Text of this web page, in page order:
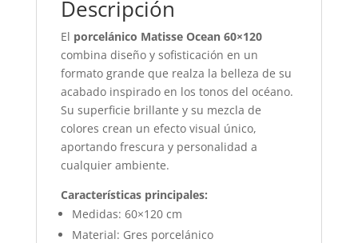
Descripción
El porcelánico Matisse Ocean 60×120
combina diseño y sofisticación en un
formato grande que realza la belleza de su
acabado inspirado en los tonos del océano.
Su superficie brillante y su mezcla de
colores crean un efecto visual único,
aportando frescura y personalidad a
cualquier ambiente.
Características principales:
Medidas: 60×120 cm
Material: Gres porcelánico